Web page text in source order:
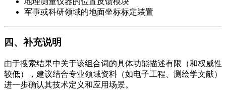
军事或科研领域的地面坐标标定装置
四、补充说明
由于搜索结果中关于该组合词的具体功能描述有限（和权威性
较低），建议结合专业领域资料（如电子工程、测绘学文献）
进一步确认其技术定义和应用场景。